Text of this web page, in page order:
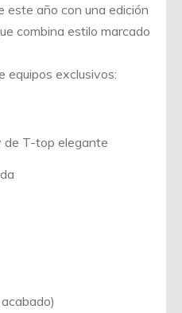
este año con una edición
combina estilo marcado
equipos exclusivos:
de T-top elegante
acabado)